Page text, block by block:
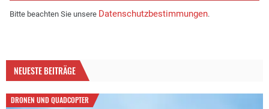
Bitte beachten Sie unsere Datenschutzbestimmungen.
NEUESTE BEITRÄGE
DRONEN UND QUADCOPTER